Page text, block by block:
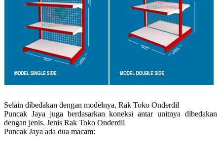
Selain dibedakan dengan modelnya, Rak Toko Onderdil
Puncak Jaya juga berdasarkan koneksi antar unitnya dibedakan
dengan jenis. Jenis Rak Toko Onderdil
Puncak Jaya ada dua macam: